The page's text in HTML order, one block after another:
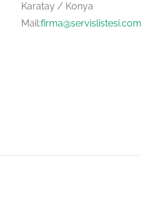
Karatay / Konya
Mail:firma@servislistesi.com